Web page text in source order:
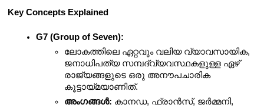
Key Concepts Explained
G7 (Group of Seven):
ലോകത്തിലെ ഏറ്റവും വലിയ വ്യാവസായിക,
ജനാധിപത്യ സമ്പദ്‌വ്യവസ്ഥകളുള്ള ഏഴ്
രാജ്യങ്ങളുടെ ഒരു അനൗപചാരിക
കൂട്ടായ്മയാണിത്.
അംഗങ്ങൾ: കാനഡ, ഫ്രാൻസ്, ജർമ്മനി,